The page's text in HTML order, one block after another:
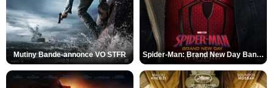
Mutiny Bande-annonce VO STFR Spider-Man: Brand New Day Bande-annonce VO STFR